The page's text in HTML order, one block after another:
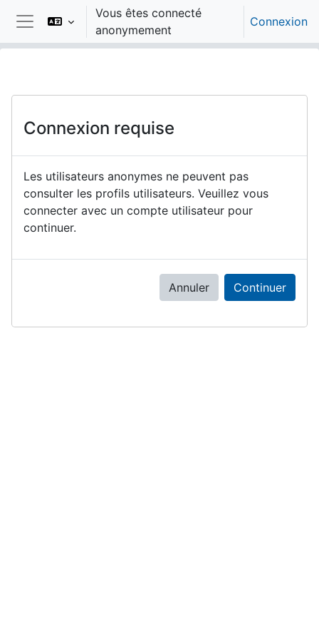
Passer au contenu principal
Panneau latéral
Vous êtes connecté
anonymement
Connexion
Connexion requise
Les utilisateurs anonymes ne peuvent pas
consulter les profils utilisateurs. Veuillez vous
connecter avec un compte utilisateur pour
continuer.
Annuler Continuer